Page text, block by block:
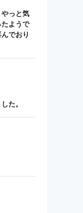
っと気
ようで
でおり
た。